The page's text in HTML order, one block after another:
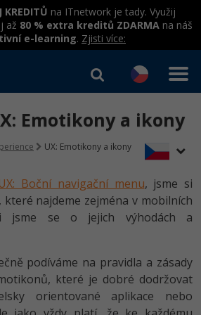
KREDITŮ na ITnetwork je tady. Využij
až 80 % extra kreditů ZDARMAna náš
e-learning. Zjisti více:
práce
zdarma
v praxi
v praxi
programování - OOP
WWW aplikací
developer
softwaru
Emotikony a ikony
UX: Emotikony a ikony
UX: Boční navigační menu, jsme si
najdeme zejména v mobilních
jsme se o jejich výhodách a
podíváme na pravidla a zásady
které je dobré dodržovat
orientované aplikace nebo